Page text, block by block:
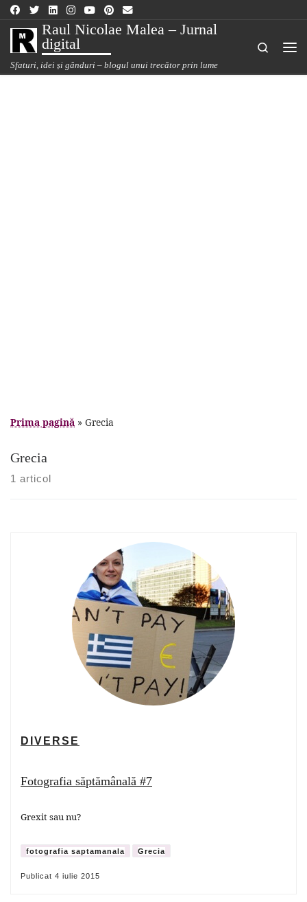
Raul Nicolae Malea – Jurnal
digital
Sfaturi, idei și gânduri – blogul unui trecător prin lume
Search
Prima pagină » Grecia
Grecia
1 articol
DIVERSE
Fotografia săptămânală #7
Grexit sau nu?
fotografia saptamanala Grecia
Publicat 4 iulie 2015